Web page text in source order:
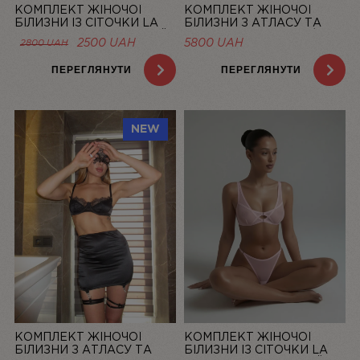
КОМПЛЕКТ ЖІНОЧОЇ
БІЛИЗНИ ІЗ СІТОЧКИ LA
DOLCE VITA ЛОСОСЕВИЙ |
LINIYA
2800UAH
ОРИГІНАЛЬНА
2800 UAH.
2500 UAHПОТОЧНА
ЦІНА:
2500 UAH.
ПЕРЕГЛЯНУТИ
КОМПЛЕКТ ЖІНОЧОЇ
БІЛИЗНИ З АТЛАСУ ТА
МЕРЕЖИВА “LA ROSÉE” ЗІ
СПІДНИЦЕЮ — LINIYA
5800 UAH
ПЕРЕГЛЯНУТИ
NEW
КОМПЛЕКТ ЖІНОЧОЇ
БІЛИЗНИ З АТЛАСУ ТА
КОМПЛЕКТ ЖІНОЧОЇ
БІЛИЗНИ ІЗ СІТОЧКИ LA